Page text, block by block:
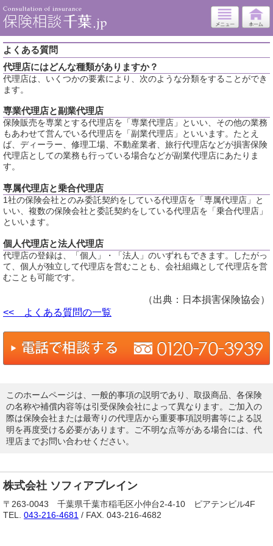
よくある質問
代理店にはどんな種類がありますか？
代理店は、いくつかの要素により、次のような分類をすることができ
ます。
専業代理店と副業代理店
保険販売を専業とする代理店を「専業代理店」といい、その他の業務
もあわせて営んでいる代理店を「副業代理店」といいます。たとえ
ば、ディーラー、修理工場、不動産業者、旅行代理店などが損害保険
代理店としての業務も行っている場合などが副業代理店にあたりま
す。
専属代理店と乗合代理店
1社の保険会社とのみ委託契約をしている代理店を「専属代理店」と
いい、複数の保険会社と委託契約をしている代理店を「乗合代理店」
といいます。
個人代理店と法人代理店
代理店の登録は、「個人」・「法人」のいずれもできます。したがっ
て、個人が独立して代理店を営むことも、会社組織として代理店を営
むことも可能です。
（出典：日本損害保険協会）
<< よくある質問の一覧
このホームページは、一般的事項の説明であり、取扱商品、各保険
の名称や補償内容等は引受保険会社によって異なります。ご加入の
際は保険会社または最寄りの代理店から重要事項説明書等による説
明を再度受ける必要があります。ご不明な点等がある場合には、代
理店までお問い合わせください。
株式会社 ソフィアブレイン
〒263-0043 千葉県千葉市稲毛区小仲台2-4-10 ピアテンビル4F
TEL. 043-216-4681 / FAX. 043-216-4682